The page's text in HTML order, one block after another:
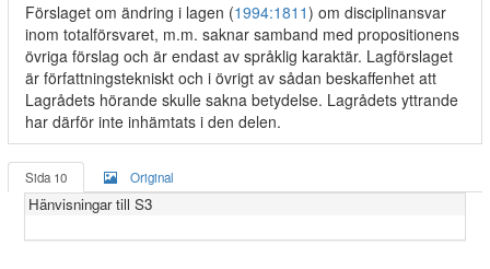
Förslaget om ändring i lagen (1994:1811) om disciplinansvar
inom totalförsvaret, m.m. saknar samband med propositionens
övriga förslag och är endast av språklig karaktär. Lagförslaget
är författningstekniskt och i övrigt av sådan beskaffenhet att
Lagrådets hörande skulle sakna betydelse. Lagrådets yttrande
har därför inte inhämtats i den delen.
Sida 10 Original
Hänvisningar till S3